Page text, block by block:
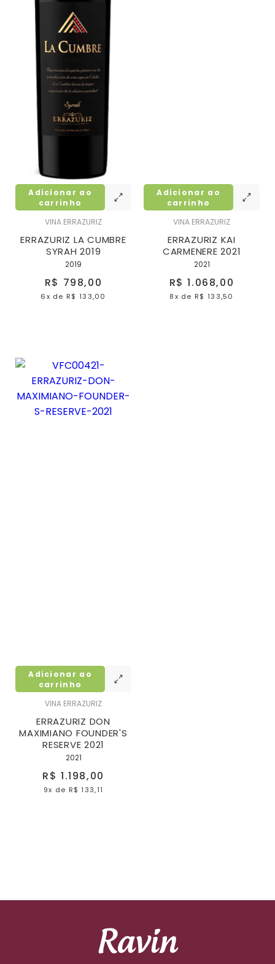
VINA ERRAZURIZ
ERRAZURIZ LA CUMBRE
SYRAH 2019
2019
R$ 798,00
6x de R$ 133,00
Adicionar ao
carrinho
VINA ERRAZURIZ
ERRAZURIZ KAI
CARMENERE 2021
2021
R$ 1.068,00
8x de R$ 133,50
Adicionar ao
carrinho
VINA ERRAZURIZ
ERRAZURIZ DON
MAXIMIANO FOUNDER'S
RESERVE 2021
2021
R$ 1.198,00
9x de R$ 133,11
Adicionar ao
carrinho